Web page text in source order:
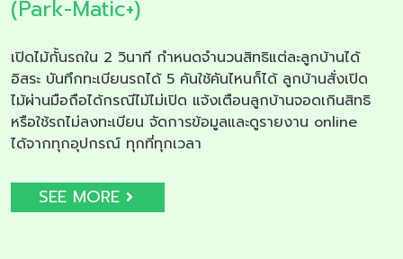
(Park-Matic+)
เปิดไม้กั้นรถใน 2 วินาที กำหนดจำนวนสิทธิแต่ละลูกบ้านได้
อิสระ บันทึกทะเบียนรถได้ 5 คันใช้คันไหนก็ได้ ลูกบ้านสั่งเปิด
ไม้ผ่านมือถือได้กรณีไม้ไม่เปิด แจ้งเตือนลูกบ้านจอดเกินสิทธิ
หรือใช้รถไม่ลงทะเบียน จัดการข้อมูลและดูรายงาน online
ได้จากทุกอุปกรณ์ ทุกที่ทุกเวลา
SEE MORE